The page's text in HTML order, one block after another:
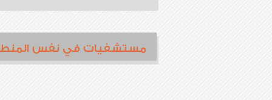
مستشفيات في نفس